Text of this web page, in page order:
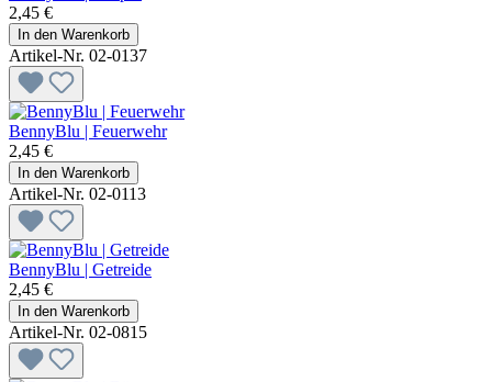
2,45 €
In den Warenkorb
Artikel-Nr. 02-0137
BennyBlu | Feuerwehr
2,45 €
In den Warenkorb
Artikel-Nr. 02-0113
BennyBlu | Getreide
2,45 €
In den Warenkorb
Artikel-Nr. 02-0815